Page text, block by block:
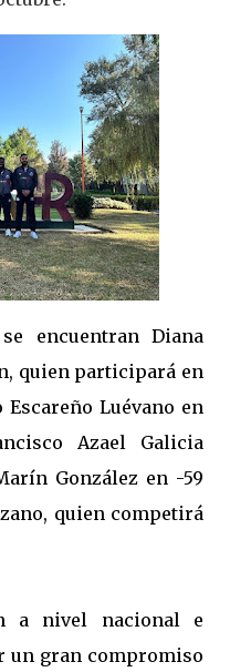
encuentran Diana
quien participará en
Luévano en
Azael Galicia
González en -59
quien competirá
a nivel nacional e
un gran compromiso